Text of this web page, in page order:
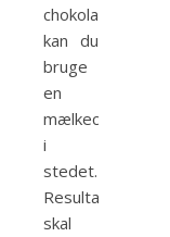
chokoladen,
kan du
bruge
en
mælkechokolade
i
stedet.
Resultatet
skal